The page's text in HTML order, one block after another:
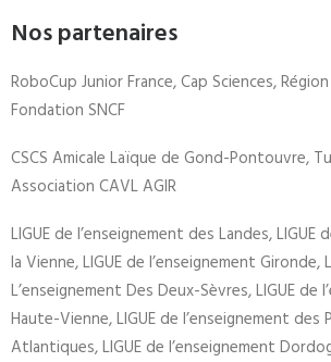
Nos partenaires
RoboCup Junior France, Cap Sciences,
Fondation SNCF
CSCS Amicale Laïque de Gond-Pontouvre,
Association CAVL AGIR
LIGUE de l’enseignement des Landes, LIGUE
la Vienne, LIGUE de l’enseignement Gironde,
L’enseignement Des Deux-Sèvres, LIGUE de
Haute-Vienne, LIGUE de l’enseignement des
Atlantiques, LIGUE de l’enseignement